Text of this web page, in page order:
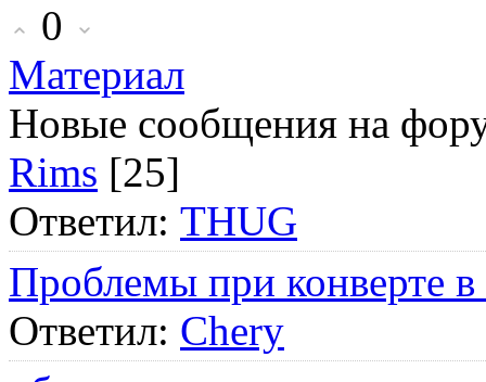
0
Материал
Новые сообщения на
Rims [25]
Ответил: THUG
Проблемы при конверте
Ответил: Chery